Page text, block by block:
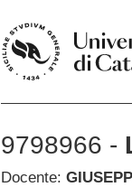
9798966 -
Docente: